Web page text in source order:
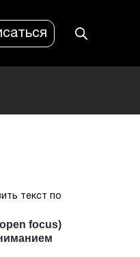
текст по
focus)